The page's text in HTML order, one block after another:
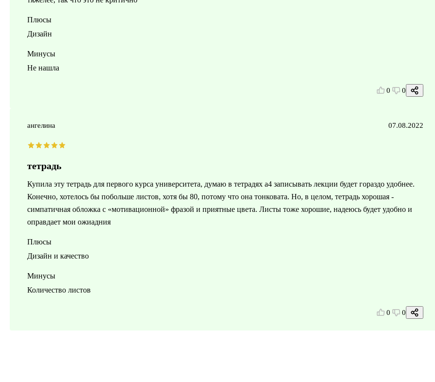
Плюсы
Дизайн
Минусы
Не нашла
0 0
ангелина 07.08.2022
тетрадь
Купила эту тетрадь для первого курса университета, думаю в тетрадях а4 записывать лекции будет гораздо удобнее.
Конечно, хотелось бы побольше листов, хотя бы 80, потому что она тонковата. Но, в целом, тетрадь хорошая -
симпатичная обложка с «мотивационной» фразой и приятные цвета. Листы тоже хорошие, надеюсь будет удобно и
оправдает мои ожиадния
Плюсы
Дизайн и качество
Минусы
Количество листов
0 0